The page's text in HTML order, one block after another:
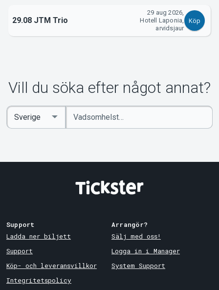
Om Tickster
29.08 JTM Trio
29 aug 2026,
Hotell Laponia,
arvidsjaur
Köp
Vill du söka efter något annat?
Ange
sökord
Select
Country
Support
Ladda ner biljett
Support
Köp- och leveransvillkor
Integritetspolicy
Arrangör?
Sälj med oss!
Logga in i Manager
System Support